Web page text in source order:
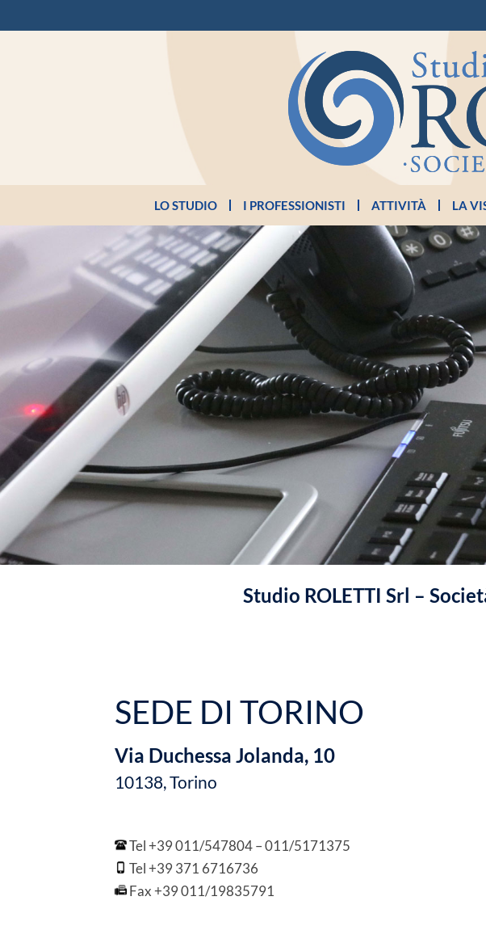
LO STUDIO I PROFESSIONISTI ATTIVITÀ LA
Studio ROLETTI Srl –
SEDE DI TORINO
Via Duchessa Jolanda, 10
10138, Torino
Tel +39 011/547804 – 011/5171375
Tel +39 371 6716736
Fax +39 011/19835791